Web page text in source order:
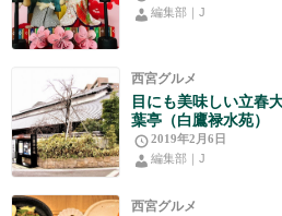
編集部｜J
西宮グルメ
目にも美味しい立春
葉亭（白鷹禄水苑）
2019年2月6日
編集部｜J
西宮グルメ